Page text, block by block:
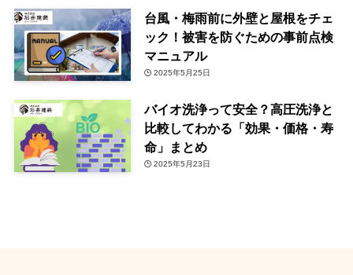
台風・梅雨前に外壁と屋根をチェ
ック！被害を防ぐための事前点検
マニュアル
2025年5月25日
バイオ洗浄って安全？高圧洗浄と
比較してわかる「効果・価格・寿
命」まとめ
2025年5月23日